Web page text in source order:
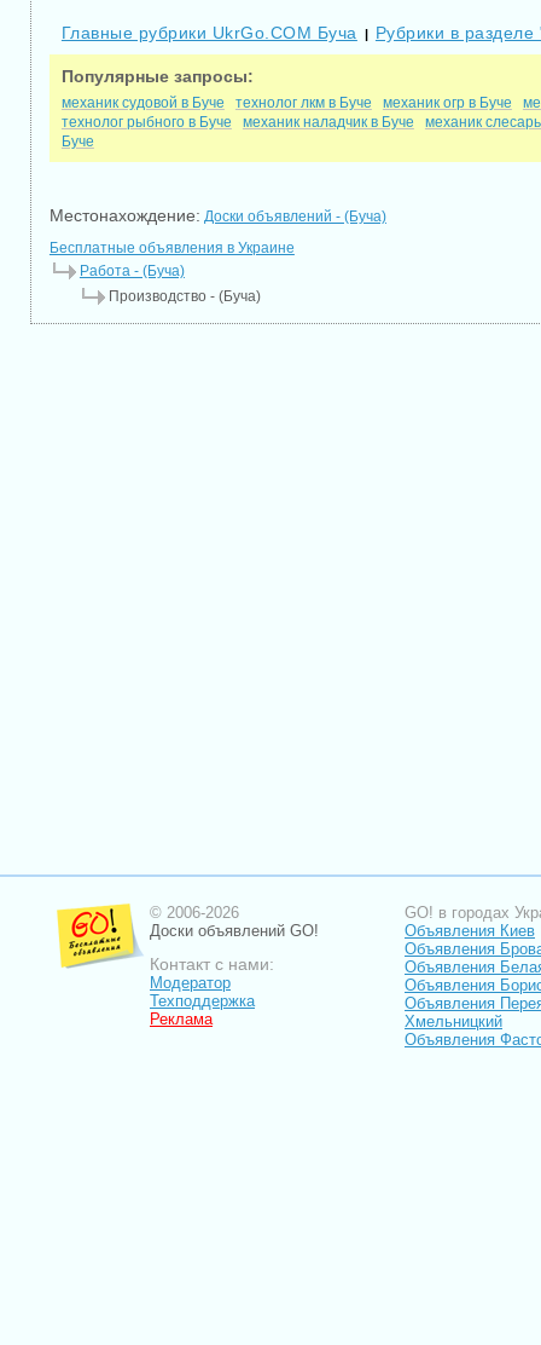
Главные рубрики UkrGo.COM Буча | Рубрики в
Популярные запросы:
механик судовой в Буче технолог лкм в Буче механик огр в Буче
технолог рыбного в Буче
механик наладчик в Буче
механик
Буче
Местонахождение: Доски объявлений - (Буча)
Бесплатные объявления в Украине
Работа - (Буча)
Производство - (Буча)
© 2006-2026
Доски объявлений GO!
Контакт с нами:
Модератор
Техподдержка
Реклама
GO! в городах
Объявления Киев
Объявления
Объявления
Объявления
Объявления
Хмельницкий
Объявления